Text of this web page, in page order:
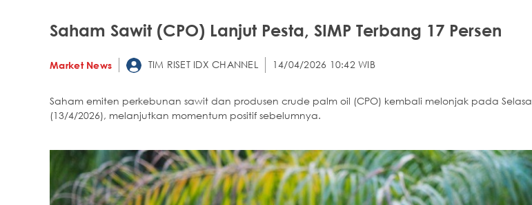
Saham Sawit (CPO) Lanjut Pesta, SIMP Terbang 17 Persen
Market News TIM RISET IDX CHANNEL 14/04/2026 10:42 WIB
Saham emiten perkebunan sawit dan produsen crude palm oil (CPO) kembali melonjak pada Selasa
(13/4/2026), melanjutkan momentum positif sebelumnya.